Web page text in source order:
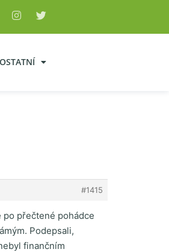
OSTATNÍ
#1415
přečtené pohádce
Podepsali,
finančním